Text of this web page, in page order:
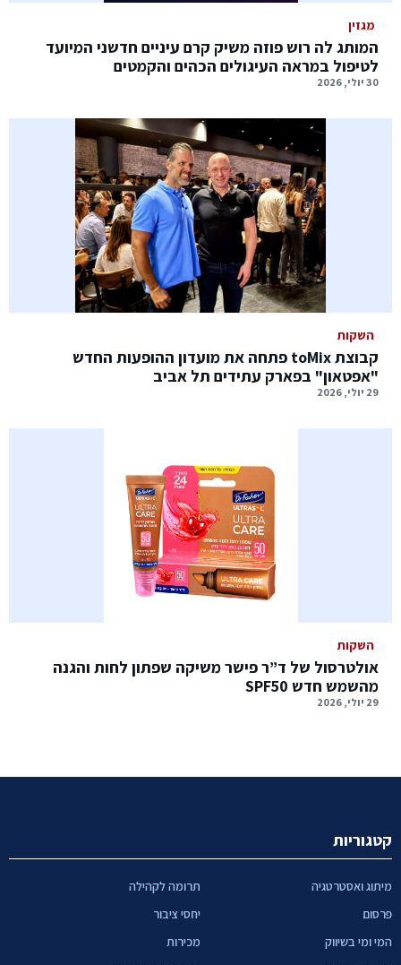
מגזין
המותג לה רוש פוזה משיק קרם עיניים חדשני המיועד
לטיפול במראה העיגולים הכהים והקמטים
30 יולי, 2026
השקות
קבוצת toMix פתחה את מועדון ההופעות החדש
"אפטאון" בפארק עתידים תל אביב
29 יולי, 2026
השקות
אולטרסול של ד”ר פישר משיקה שפתון לחות והגנה
מהשמש חדש SPF50
29 יולי, 2026
קטגוריות
מיתוג ואסטרטגיה
פרסום
המי ומי בשיווק
תרומה לקהילה
יחסי ציבור
מכירות